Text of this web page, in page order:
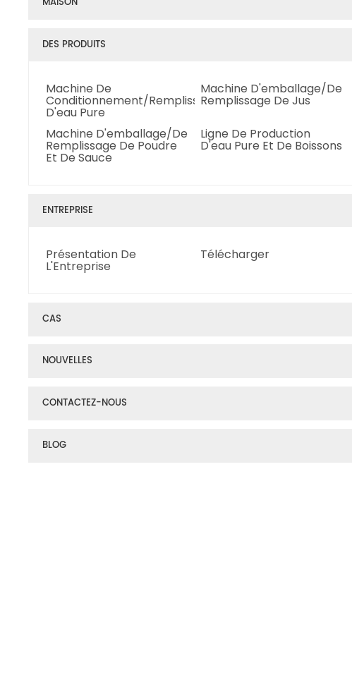
DES PRODUITS
Machine De
Conditionnement/remplissage
D'eau Pure
Machine D'emballage/de
Remplissage De Jus
Machine D'emballage/de
Remplissage De Poudre
Et De Sauce
Ligne De Production
D'eau Pure Et De Boissons
ENTREPRISE
Présentation De
L'Entreprise
Télécharger
CAS
NOUVELLES
CONTACTEZ-NOUS
BLOG